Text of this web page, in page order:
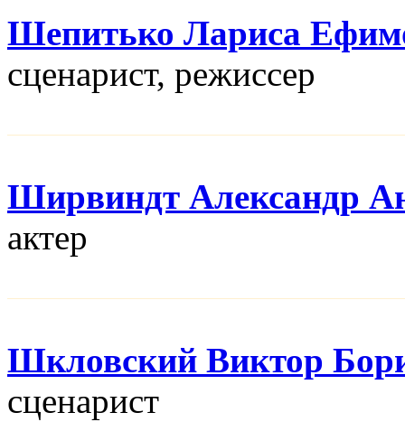
Шепитько Лариса
сценарист, режисcер
Ширвиндт Александр
актер
Шкловский Виктор
сценарист